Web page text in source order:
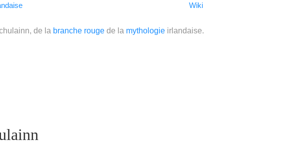
Wiki
de la branche rouge de la mythologie irlandaise.